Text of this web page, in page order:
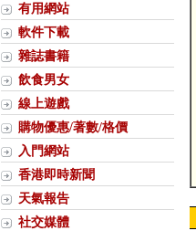
有用網站
軟件下載
雜誌書籍
飲食男女
線上遊戲
購物優惠/著數/格價
入門網站
香港即時新聞
天氣報告
社交媒體